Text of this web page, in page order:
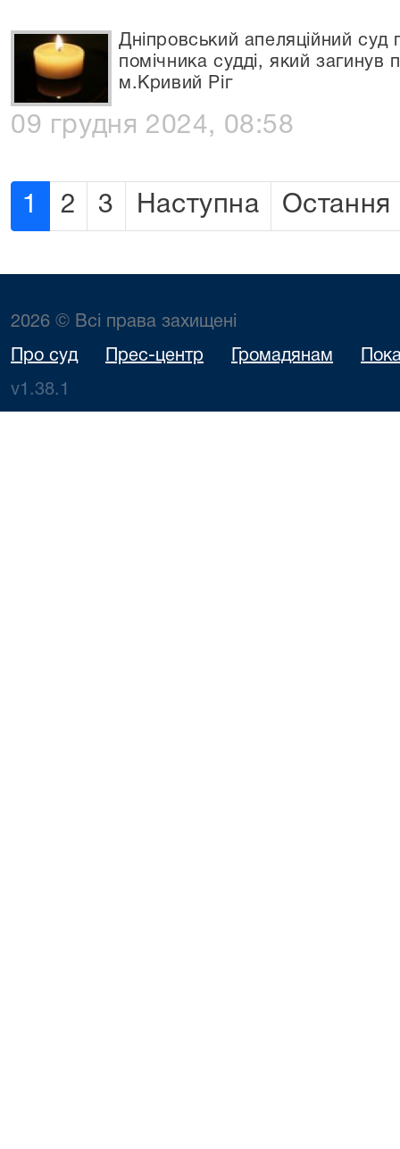
Дніпровський апеляційний суд
помічника судді, який загинув
м.Кривий Ріг
09 грудня 2024, 08:58
1 2 3 Наступна Остання
2026 © Всі права захищені
Про суд Прес-центр Громадянам
v1.38.1